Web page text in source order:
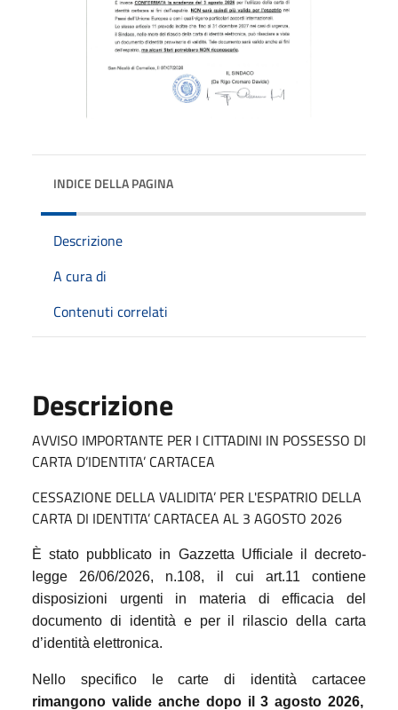
INDICE DELLA PAGINA
Descrizione
A cura di
Contenuti correlati
Descrizione
AVVISO IMPORTANTE PER I CITTADINI IN POSSESSO DI
CARTA D’IDENTITA’ CARTACEA
CESSAZIONE DELLA VALIDITA’ PER L'ESPATRIO DELLA
CARTA DI IDENTITA’ CARTACEA AL 3 AGOSTO 2026
È stato pubblicato in Gazzetta Ufficiale il decreto-
legge 26/06/2026, n.108, il cui art.11 contiene
disposizioni urgenti in materia di efficacia del
documento di identità e per il rilascio della carta
d’identità elettronica.
Nello specifico le carte di identità cartacee
rimangono valide anche dopo il 3 agosto 2026,